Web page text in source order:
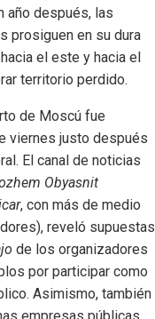
año después, las
prosiguen en su dura
el este y hacia el
territorio perdido.
de Moscú fue
viernes justo después
El canal de noticias
Obyasnit
, con más de medio
reveló supuestas
de los organizadores
por participar como
Asimismo, también
empresas públicas